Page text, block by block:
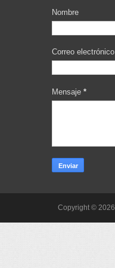
Nombre
Correo electrónico
Mensaje *
Copyright © 2026